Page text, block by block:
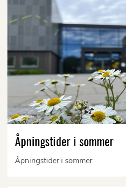
Åpningstider i sommer
Åpningstider i sommer